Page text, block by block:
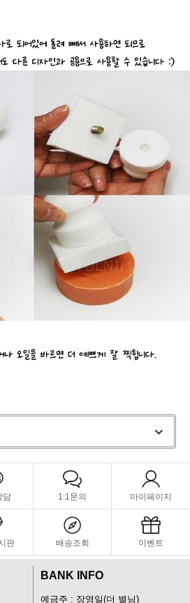
담 1:1문의 마이페이지
판 배송조회 이벤트
BANK INFO
예금주 : 장영일(더 별님)